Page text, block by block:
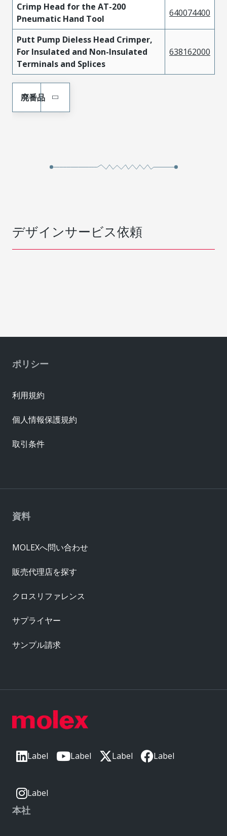
Crimp Head for the AT-200
Pneumatic Hand Tool
640074400
Putt Pump Dieless Head Crimper,
For Insulated and Non-Insulated
Terminals and Splices
638162000
廃番品
デザインサービス依頼
Label Label Label Label
Label
本社
資料
MOLEXへ問い合わせ
販売代理店を探す
クロスリファレンス
サプライヤー
サンプル請求
ポリシー
利用規約
個人情報保護規約
取引条件